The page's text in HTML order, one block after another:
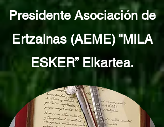
Presidente Asociación de
Ertzainas (AEME) “MILA
ESKER” Elkartea.